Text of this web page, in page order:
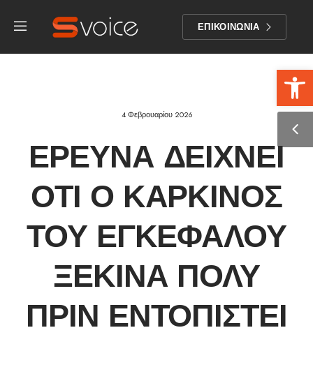
ΕΠΙΚΟΙΝΩΝΙΑ
4 Φεβρουαρίου 2026
ΈΡΕΥΝΑ ΔΕΊΧΝΕΙ
ΌΤΙ Ο ΚΑΡΚΊΝΟΣ
ΤΟΥ ΕΓΚΕΦΆΛΟΥ
ΞΕΚΙΝΆ ΠΟΛΎ
ΠΡΙΝ ΕΝΤΟΠΙΣΤΕΊ